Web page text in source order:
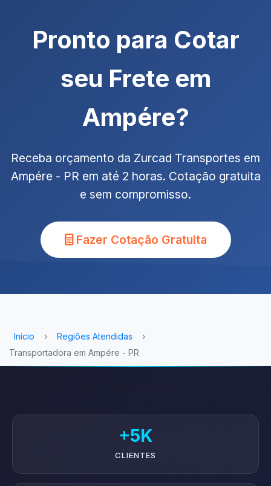
Pronto para Cotar
seu Frete em
Ampére?
Receba orçamento da Zurcad Transportes em
Ampére - PR em até 2 horas. Cotação gratuita
e sem compromisso.
Fazer Cotação Gratuita
Início › Regiões Atendidas
›
Transportadora em Ampére - PR
+5K
CLIENTES